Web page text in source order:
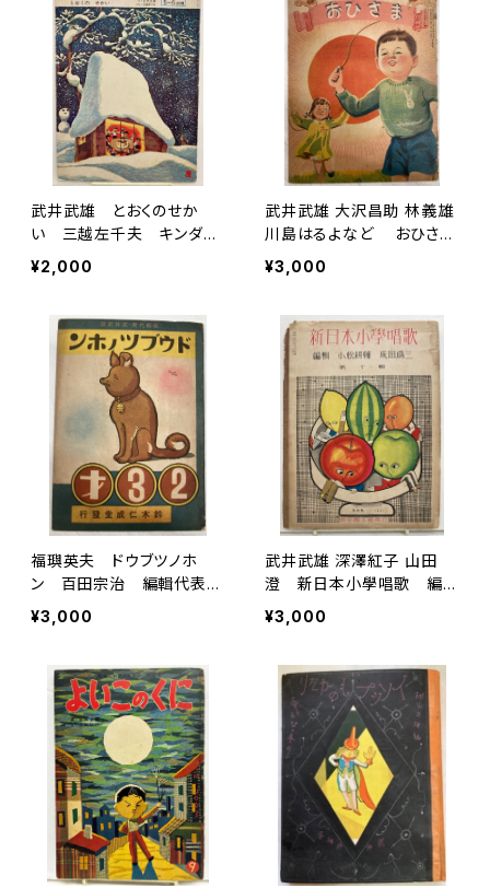
武井武雄 とおくのせか
い 三越左千夫 キンダー
ブック24集9編12号 フレ
ーベル館
¥2,000
武井武雄 大沢昌助 林義雄
川島はるよなど おひさ
ま おともだち成長絵本３
巻３号 昭和24年 企画
¥3,000
福璵英夫 ドウブツノホ
ン 百田宗治 編輯代表
武井武雄 装幀 武井武
雄 昭和17年初版の昭和1
¥3,000
武井武雄 深澤紅子 山田
澄 新日本小學唱歌 編輯
小松耕輔 成田為三 昭和
６年（1931） 東京宝文館
¥3,000